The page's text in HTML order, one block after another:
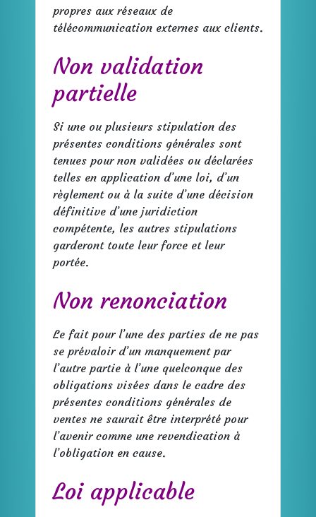
propres aux réseaux de
télécommunication externes aux clients.
Non validation
partielle
Si une ou plusieurs stipulation des
présentes conditions générales sont
tenues pour non validées ou déclarées
telles en application d’une loi, d’un
règlement ou à la suite d’une décision
définitive d’une juridiction
compétente, les autres stipulations
garderont toute leur force et leur
portée.
Non renonciation
Le fait pour l’une des parties de ne pas
se prévaloir d’un manquement par
l’autre partie à l’une quelconque des
obligations visées dans le cadre des
présentes conditions générales de
ventes ne saurait être interprété pour
l’avenir comme une revendication à
l’obligation en cause.
Loi applicable